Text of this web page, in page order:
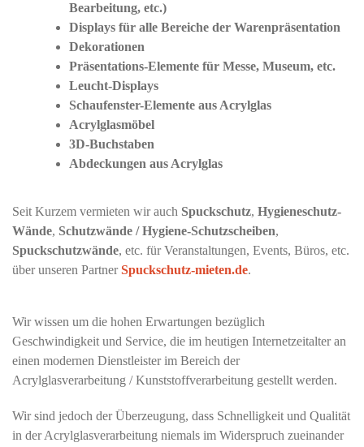
Bearbeitung, etc.)
Displays für alle Bereiche der Warenpräsentation
Dekorationen
Präsentations-Elemente für Messe, Museum, etc.
Leucht-Displays
Schaufenster-Elemente aus Acrylglas
Acrylglasmöbel
3D-Buchstaben
Abdeckungen aus Acrylglas
Seit Kurzem vermieten wir auch Spuckschutz, Hygieneschutz-
Wände, Schutzwände / Hygiene-Schutzscheiben,
Spuckschutzwände, etc. für Veranstaltungen, Events, Büros, etc.
über unseren PartnerSpuckschutz-mieten.de.
Wir wissen um die hohen Erwartungen bezüglich
Geschwindigkeit und Service, die im heutigen Internetzeitalter an
einen modernen Dienstleister im Bereich der
Acrylglasverarbeitung / Kunststoffverarbeitung gestellt werden.
Wir sind jedoch der Überzeugung, dass Schnelligkeit und Qualität
in der Acrylglasverarbeitung niemals im Widerspruch zueinander